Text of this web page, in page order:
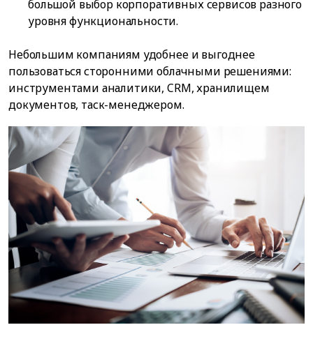
большой выбор корпоративных сервисов разного
уровня функциональности.
Небольшим компаниям удобнее и выгоднее
пользоваться сторонними облачными решениями:
инструментами аналитики, CRM, хранилищем
документов, таск-менеджером.